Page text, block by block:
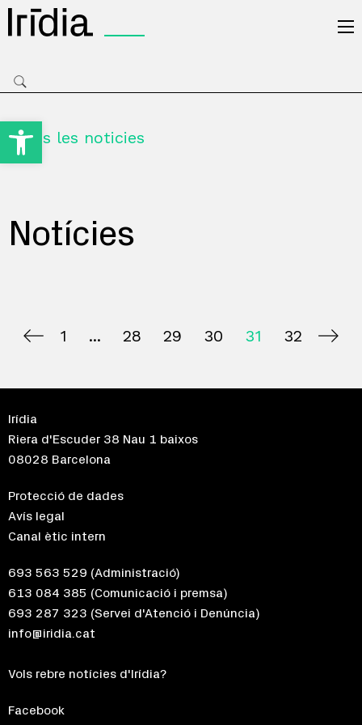
Obre la barra d'eines
Totes les noticies
Notícies
1 28 29 30 31 32
Irídia
Riera d'Escuder 38 Nau 1 baixos
08028 Barcelona
Protecció de dades
Avís legal
Canal ètic intern
693 563 529 (Administració)
613 084 385 (Comunicació i premsa)
693 287 323 (Servei d'Atenció i Denúncia)
info@iridia.cat
Vols rebre notícies d'Irídia?
Facebook